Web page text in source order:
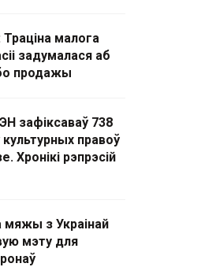
малога
задумалася аб
продажы
зафіксаваў 738
правоў
Хронікі рэпрэсій
мяжы з Украінай
мэту для